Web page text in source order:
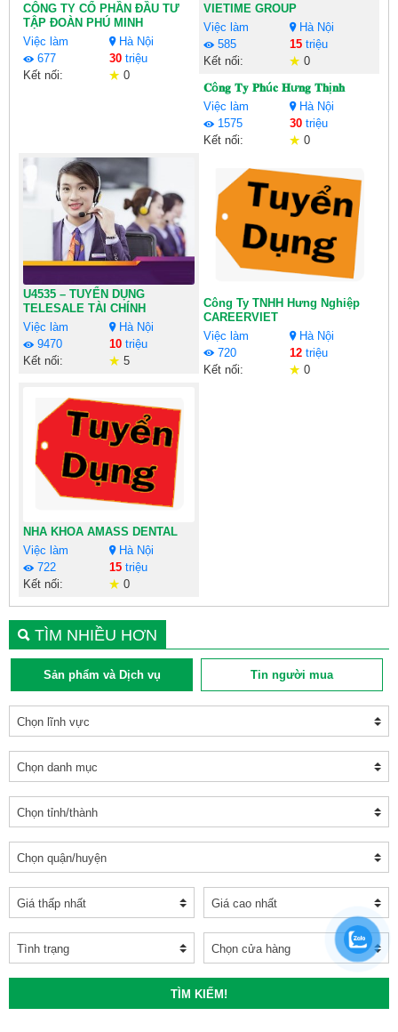
CÔNG TY CỔ PHẦN ĐẦU TƯ
TẬP ĐOÀN PHÚ MINH
Việc làm
Hà Nội
677
30triệu
Kết nối:
0
VIETIME GROUP
Việc làm
Hà Nội
585
15triệu
Kết nối:
0
𝐂ô𝐧𝐠 𝐓𝐲 𝐏𝐡ú𝐜 𝐇ư𝐧𝐠 𝐓𝐡ị𝐧𝐡
Việc làm
Hà Nội
1575
30triệu
Kết nối:
0
U4535 – TUYỂN DỤNG
TELESALE TÀI CHÍNH
Việc làm
Hà Nội
9470
10triệu
Kết nối:
5
Công Ty TNHH Hưng Nghiệp
CAREERVIET
Việc làm
Hà Nội
720
12triệu
Kết nối:
0
NHA KHOA AMASS DENTAL
Việc làm
Hà Nội
722
15triệu
Kết nối:
0
TÌM NHIỀU HƠN
Sản phẩm và Dịch vụ Tin người mua
TÌM KIẾM!